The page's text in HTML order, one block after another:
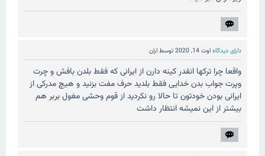
دارای دیدگاهاوت 14, 2020 توسطاران
واقعا چرا ترکها انقدر کینه دارن از ایرانی که فقط بلدن بافش و چرت
وپرت جواب بدن خدایی فقط بلدید حرف مفت بزنید و هیچ مدرکی از
ایرانی بودن خودتون تا حالا رو نکردید از قوم وحشی مغول بربر هم
بیشتر از این نمیشه انتظار داشت